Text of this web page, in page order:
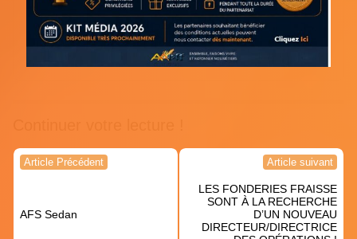
Navigation
Article Précédent
AFS Sedan
Article suivant
LES FONDERIES FRAISSE
SONT À LA RECHERCHE
D’UN NOUVEAU
DIRECTEUR/DIRECTRICE